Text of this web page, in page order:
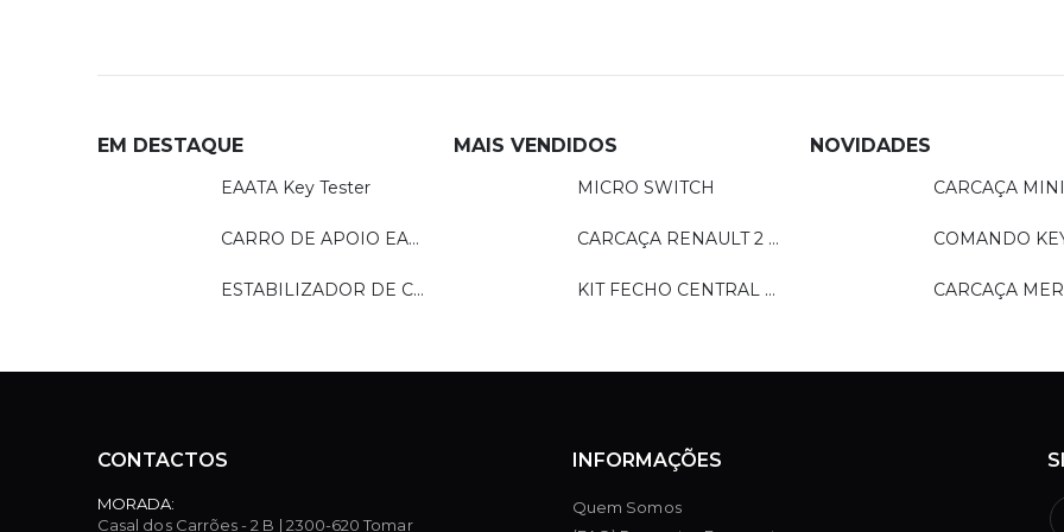
EM DESTAQUE
EAATA Key Tester
CARRO DE APOIO EAATA
ESTABILIZADOR DE CORRENTE EAATA
MAIS VENDIDOS
MICRO SWITCH
CARCAÇA RENAULT 2 BOTÕES
KIT FECHO CENTRAL MODELO REMOTO - LN201
NOVIDADES
CONTACTOS
MORADA:
Casal dos Carrões - 2 B | 2300-620 Tomar
INFORMAÇÕES
Quem Somos